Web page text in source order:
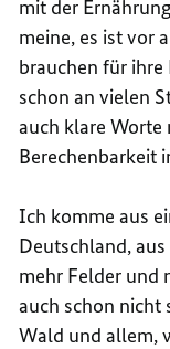
mit der
meine, es ist vor
brauchen für ihre
schon an vielen
auch klare Worte
Berechenbarkeit
Ich komme aus
Deutschland,
mehr Felder und
auch schon nicht
Wald und allem,